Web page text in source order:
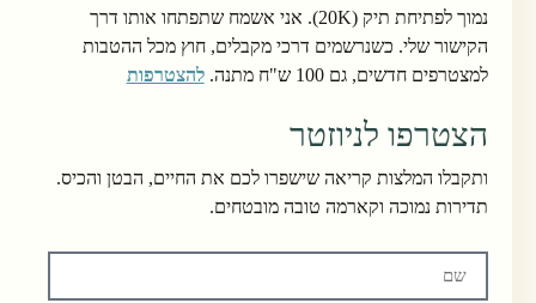
נמוך לפתיחת תיק (20K). אני אשמח שתפתחו אותו דרך
הקישור שלי. כשנרשמים דרכי מקבלים, חוץ מכל ההטבות
למצטרפים חדשים, גם 100 ש"ח מתנה.
להצטרפות
הצטרפו לניוזטר
ותקבלו המלצות קריאה שישפרו לכם את החיים, הבטן והכיס.
תדירות נמוכה וקארמה טובה מובטחים.